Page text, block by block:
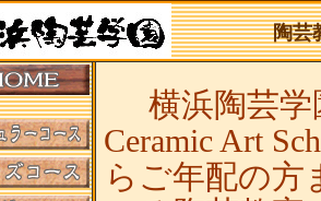
陶芸
横浜陶芸学
Ceramic Art
らご年配の方